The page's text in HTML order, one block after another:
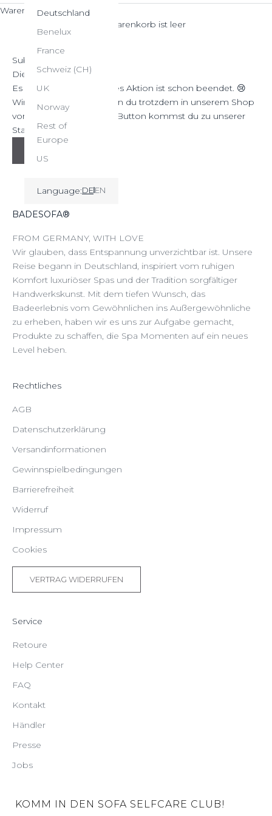
Deutschland
Benelux
France
Schweiz (CH)
UK
Norway
Rest of
Europe
US
Language:DEEN
Warenkorb
Dein Warenkorb ist leer
Subheading
Diese Aktion ist beendet
Es tut uns leid, aber dieses Aktion ist schon beendet. 😢
Wir freuen uns aber, wenn du trotzdem in unserem Shop
vorbei guckst. Über den Button kommst du zu unserer
Startseite!
BADESOFA®
FROM GERMANY, WITH LOVE
Wir glauben, dass Entspannung unverzichtbar ist. Unsere
Reise begann in Deutschland, inspiriert vom ruhigen
Komfort luxuriöser Spas und der Tradition sorgfältiger
Handwerkskunst. Mit dem tiefen Wunsch, das
Badeerlebnis vom Gewöhnlichen ins Außergewöhnliche
zu erheben, haben wir es uns zur Aufgabe gemacht,
Produkte zu schaffen, die Spa Momenten auf ein neues
Level heben.
Rechtliches
AGB
Datenschutzerklärung
Versandinformationen
Gewinnspielbedingungen
Barrierefreiheit
Widerruf
Impressum
Cookies
VERTRAG WIDERRUFEN
Service
Retoure
Help Center
FAQ
Kontakt
Händler
Presse
Jobs
KOMM IN DEN SOFA SELFCARE CLUB!